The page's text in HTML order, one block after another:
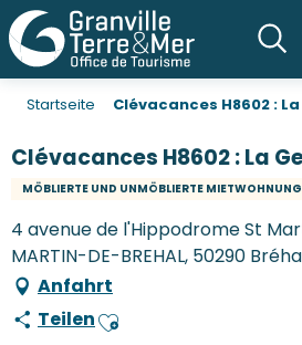
Startseite Clévacances H8602 :
Clévacances H8602 : La
MÖBLIERTE UND UNMÖBLIERTE
4 avenue de l'Hippodrome St
MARTIN-DE-BREHAL, 50290
Anfahrt
TeilenAjouter aux favoris